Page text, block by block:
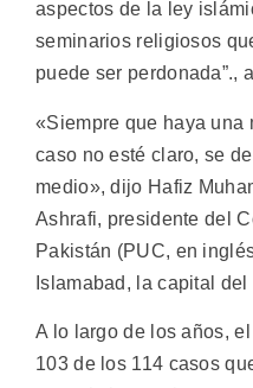
aspectos de la ley
seminarios religiosos
puede ser perdonada”.,
«Siempre que haya una
caso no esté claro, se
medio», dijo Hafiz
Ashrafi, presidente del
Pakistán (PUC, en
Islamabad, la capital del
A lo largo de los años,
103 de los 114 casos